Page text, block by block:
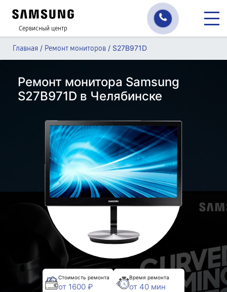
Сервисный центр
Главная / Ремонт мониторов / S27B971D
Ремонт монитора Samsung
S27B971D в Челябинске
Стоимость ремонта
от 1600 ₽
Время ремонта
от 40 мин